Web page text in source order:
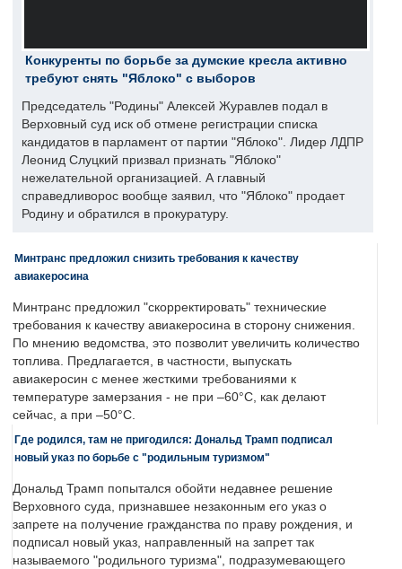
Конкуренты по борьбе за думские кресла активно
требуют снять "Яблоко" с выборов
Председатель "Родины" Алексей Журавлев подал в
Верховный суд иск об отмене регистрации списка
кандидатов в парламент от партии "Яблоко". Лидер ЛДПР
Леонид Слуцкий призвал признать "Яблоко"
нежелательной организацией. А главный
справедливорос вообще заявил, что "Яблоко" продает
Родину и обратился в прокуратуру.
Минтранс предложил снизить требования к качеству
авиакеросина
Минтранс предложил "скорректировать" технические
требования к качеству авиакеросина в сторону снижения.
По мнению ведомства, это позволит увеличить количество
топлива. Предлагается, в частности, выпускать
авиакеросин с менее жесткими требованиями к
температуре замерзания - не при –60°C, как делают
сейчас, а при –50°C.
Где родился, там не пригодился: Дональд Трамп подписал
новый указ по борьбе с "родильным туризмом"
Дональд Трамп попытался обойти недавнее решение
Верховного суда, признавшее незаконным его указ о
запрете на получение гражданства по праву рождения, и
подписал новый указ, направленный на запрет так
называемого "родильного туризма", подразумевающего